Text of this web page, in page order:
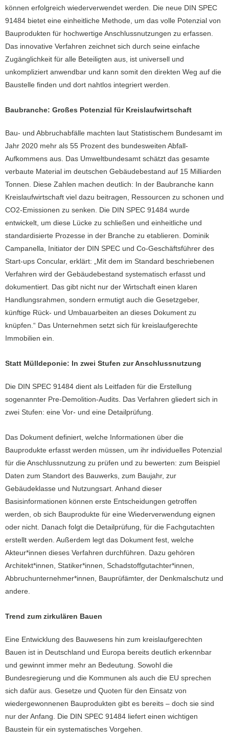
können erfolgreich wiederverwendet werden. Die neue DIN SPEC
91484 bietet eine einheitliche Methode, um das volle Potenzial von
Bauprodukten für hochwertige Anschlussnutzungen zu erfassen.
Das innovative Verfahren zeichnet sich durch seine einfache
Zugänglichkeit für alle Beteiligten aus, ist universell und
unkompliziert anwendbar und kann somit den direkten Weg auf die
Baustelle finden und dort nahtlos integriert werden.
Baubranche: Großes Potenzial für Kreislaufwirtschaft
Bau- und Abbruchabfälle machten laut Statistischem Bundesamt im
Jahr 2020 mehr als 55 Prozent des bundesweiten Abfall-
Aufkommens aus. Das Umweltbundesamt schätzt das gesamte
verbaute Material im deutschen Gebäudebestand auf 15 Milliarden
Tonnen. Diese Zahlen machen deutlich: In der Baubranche kann
Kreislaufwirtschaft viel dazu beitragen, Ressourcen zu schonen und
CO2-Emissionen zu senken. Die DIN SPEC 91484 wurde
entwickelt, um diese Lücke zu schließen und einheitliche und
standardisierte Prozesse in der Branche zu etablieren. Dominik
Campanella, Initiator der DIN SPEC und Co-Geschäftsführer des
Start-ups Concular, erklärt: „Mit dem im Standard beschriebenen
Verfahren wird der Gebäudebestand systematisch erfasst und
dokumentiert. Das gibt nicht nur der Wirtschaft einen klaren
Handlungsrahmen, sondern ermutigt auch die Gesetzgeber,
künftige Rück- und Umbauarbeiten an dieses Dokument zu
knüpfen.“ Das Unternehmen setzt sich für kreislaufgerechte
Immobilien ein.
Statt Mülldeponie: In zwei Stufen zur Anschlussnutzung
Die DIN SPEC 91484 dient als Leitfaden für die Erstellung
sogenannter Pre-Demolition-Audits. Das Verfahren gliedert sich in
zwei Stufen: eine Vor- und eine Detailprüfung.
Das Dokument definiert, welche Informationen über die
Bauprodukte erfasst werden müssen, um ihr individuelles Potenzial
für die Anschlussnutzung zu prüfen und zu bewerten: zum Beispiel
Daten zum Standort des Bauwerks, zum Baujahr, zur
Gebäudeklasse und Nutzungsart. Anhand dieser
Basisinformationen können erste Entscheidungen getroffen
werden, ob sich Bauprodukte für eine Wiederverwendung eignen
oder nicht. Danach folgt die Detailprüfung, für die Fachgutachten
erstellt werden. Außerdem legt das Dokument fest, welche
Akteur*innen dieses Verfahren durchführen. Dazu gehören
Architekt*innen, Statiker*innen, Schadstoffgutachter*innen,
Abbruchunternehmer*innen, Bauprüfämter, der Denkmalschutz und
andere.
Trend zum zirkulären Bauen
Eine Entwicklung des Bauwesens hin zum kreislaufgerechten
Bauen ist in Deutschland und Europa bereits deutlich erkennbar
und gewinnt immer mehr an Bedeutung. Sowohl die
Bundesregierung und die Kommunen als auch die EU sprechen
sich dafür aus. Gesetze und Quoten für den Einsatz von
wiedergewonnenen Bauprodukten gibt es bereits – doch sie sind
nur der Anfang. Die DIN SPEC 91484 liefert einen wichtigen
Baustein für ein systematisches Vorgehen.